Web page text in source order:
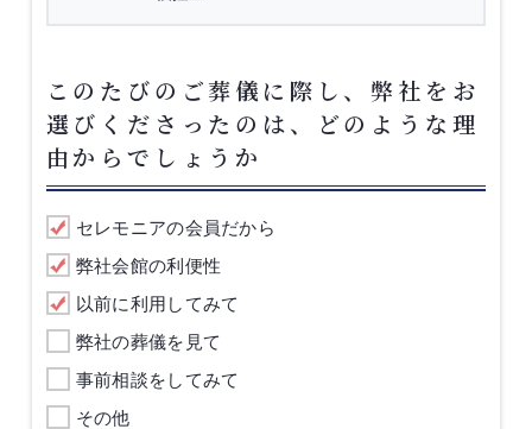
このたびのご葬儀に際し、弊社をお
選びくださったのは、どのような理
由からでしょうか
セレモニアの会員だから
弊社会館の利便性
以前に利用してみて
弊社の葬儀を見て
事前相談をしてみて
その他